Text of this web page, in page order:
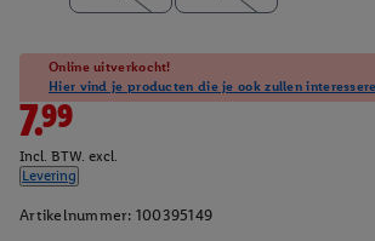
Online uitverkocht!
Hier vind je producten die je ook zullen
7.99
Incl. BTW. excl.
Levering
Artikelnummer: 100395149